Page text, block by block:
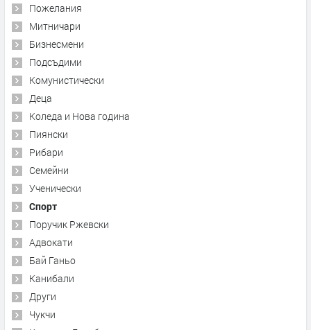
Пожелания
Митничари
Бизнесмени
Подсъдими
Комунистически
Деца
Коледа и Нова година
Пиянски
Рибари
Семейни
Ученически
Спорт
Поручик Ржевски
Адвокати
Бай Ганьо
Канибали
Други
Чукчи